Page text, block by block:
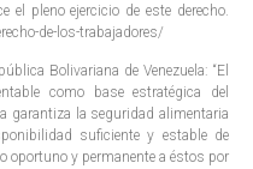
el pleno ejercicio de este derecho.
de-los-trabajadores/
Bolivariana de Venezuela: “El
como base estratégica del
garantiza la seguridad alimentaria
suficiente y estable de
oportuno y permanente a éstos por